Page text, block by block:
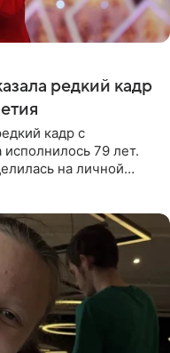
редкий кадр
кадр с
79 лет.
на личной